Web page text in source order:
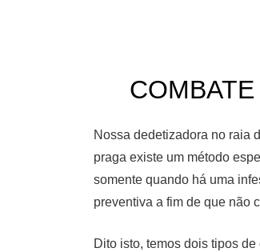
Nossa dedetizadora no raia
praga existe um método
somente quando há uma
preventiva a fim de que não
Dito isto, temos dois tipos